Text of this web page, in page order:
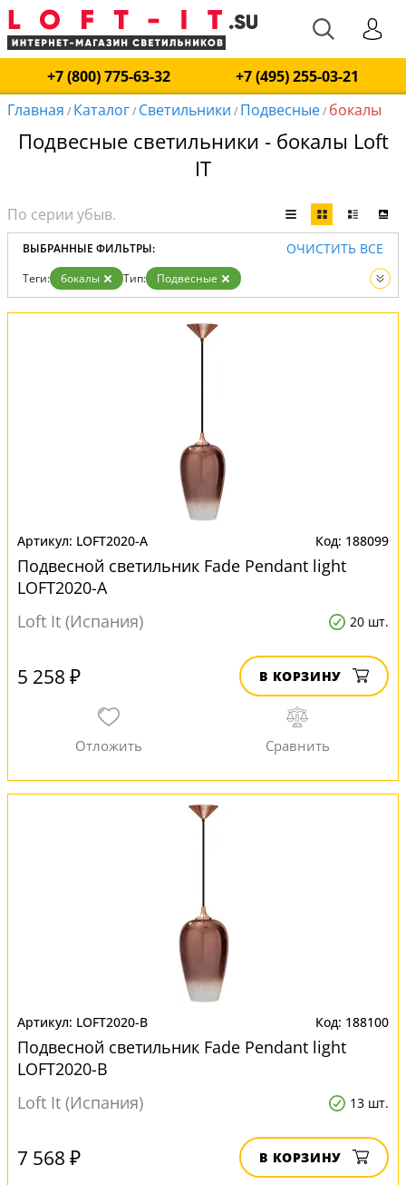
+7 (800) 775-63-32
+7 (495) 255-03-21
Главная / Каталог/ Светильники / Подвесные/ бокалы
Подвесные светильники - бокалы Loft
IT
ВЫБРАННЫЕ ФИЛЬТРЫ: ОЧИСТИТЬ ВСЕ
Теги: бокалы Тип:
Подвесные
Вид:
Светильники
LOFT2020-A 188099
Подвесной светильник Fade Pendant light
LOFT2020-A
Loft It (Испания)
20 шт.
5 258 ₽ В КОРЗИНУ
LOFT2020-B 188100
Подвесной светильник Fade Pendant light
LOFT2020-B
Loft It (Испания)
13 шт.
7 568 ₽ В КОРЗИНУ